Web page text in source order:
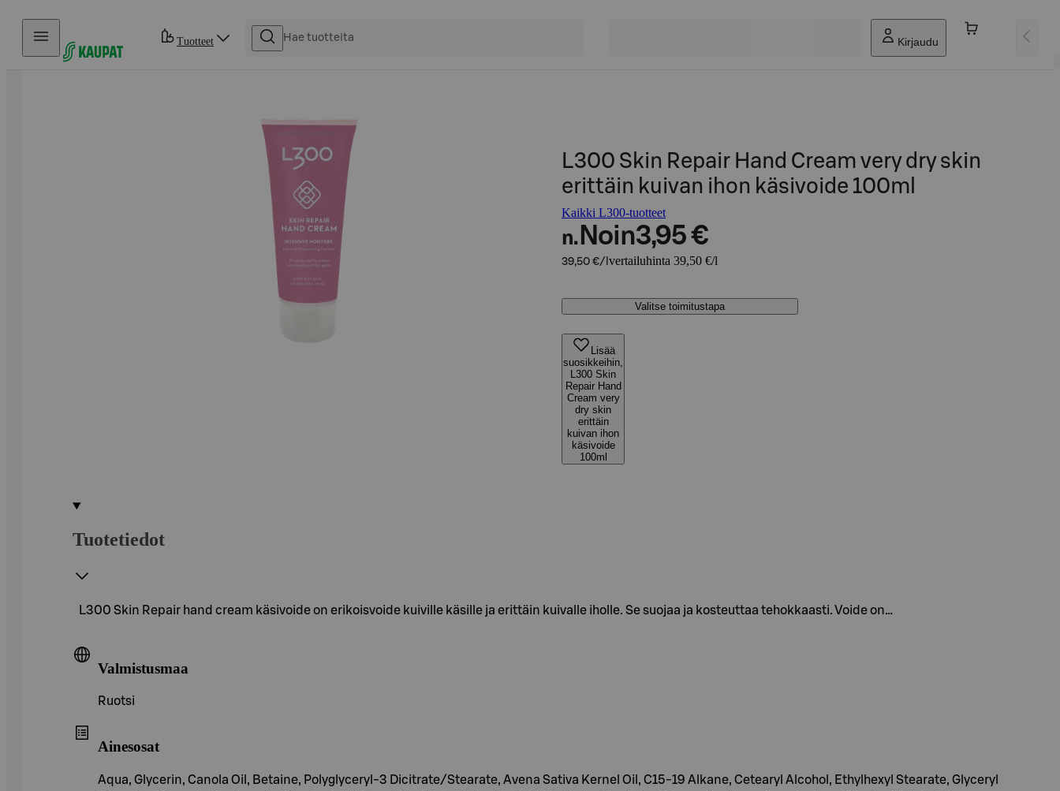
Hyppää sisältöön
Tuotteet Kirjaudu
L300 Skin Repair Hand Cream very dry skin
erittäin kuivan ihon käsivoide 100ml
Kaikki L300-tuotteet
n. Noin3,95 €
39,50 €/l vertailuhinta 39,50 €/l
Valitse toimitustapa
Lisää
suosikkeihin,
L300 Skin
Repair Hand
Cream very
dry skin
erittäin
kuivan ihon
käsivoide
100ml
Tuotetiedot
L300 Skin Repair hand cream käsivoide on erikoisvoide kuiville käsille ja erittäin kuivalle iholle. Se suojaa ja kosteuttaa tehokkaasti. Voide on…
Valmistusmaa
Ruotsi
Ainesosat
Aqua, Glycerin, Canola Oil, Betaine, Polyglyceryl-3 Dicitrate/Stearate, Avena Sativa Kernel Oil, C15-19 Alkane, Cetearyl Alcohol, Ethylhexyl Stearate, Glyceryl